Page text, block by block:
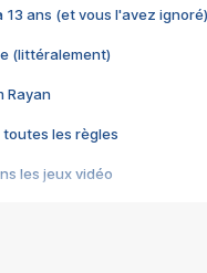
13 ans (et vous l'avez ignoré)
(littéralement)
Rayan
toutes les règles
les jeux vidéo